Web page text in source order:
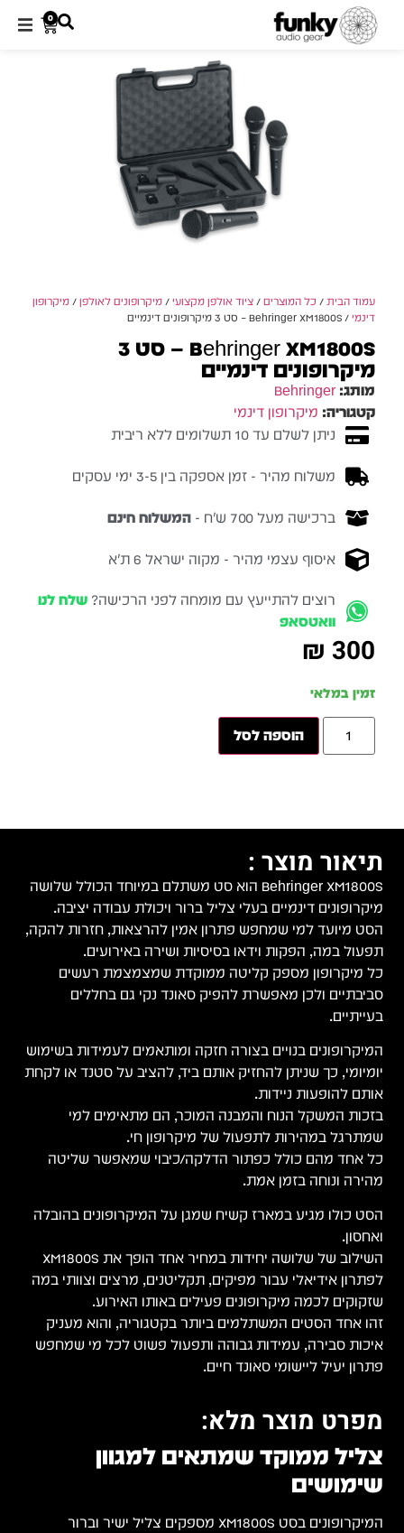
0
עמוד הבית / כל המוצרים /ציוד אולפן מקצועי /מיקרופונים לאולפן /מיקרופון
דינמי / Behringer XM1800S – סט 3 מיקרופונים דינמיים
Behringer XM1800S – סט 3
מיקרופונים דינמיים
מותג:Behringer
קטגוריה: מיקרופון דינמי
ניתן לשלם עד 10 תשלומים ללא ריבית
משלוח מהיר - זמן אספקה בין 3-5 ימי עסקים
ברכישה מעל 700 ש״ח - המשלוח חינם
איסוף עצמי מהיר - מקוה ישראל 6 ת״א
רוצים להתייעץ עם מומחה לפני הרכישה? שלח לנו
וואטסאפ
₪ 300
זמין במלאי
הוספה לסל
תיאור מוצר :
Behringer XM1800S הוא סט משתלם במיוחד הכולל שלושה
מיקרופונים דינמיים בעלי צליל ברור ויכולת עבודה יציבה.
הסט מיועד למי שמחפש פתרון אמין להרצאות, חזרות להקה,
תפעול במה, הפקות וידאו בסיסיות ושירה באירועים.
כל מיקרופון מספק קליטה ממוקדת שמצמצמת רעשים
סביבתיים ולכן מאפשרת להפיק סאונד נקי גם בחללים
בעייתיים.
המיקרופונים בנויים בצורה חזקה ומותאמים לעמידות בשימוש
יומיומי, כך שניתן להחזיק אותם ביד, להציב על סטנד או לקחת
אותם להופעות ניידות.
בזכות המשקל הנוח והמבנה המוכר, הם מתאימים למי
שמתרגל במהירות לתפעול של מיקרופון חי.
כל אחד מהם כולל כפתור הדלקה/כיבוי שמאפשר שליטה
מהירה ונוחה בזמן אמת.
הסט כולו מגיע במארז קשיח שמגן על המיקרופונים בהובלה
ואחסון.
השילוב של שלושה יחידות במחיר אחד הופך את XM1800S
לפתרון אידיאלי עבור מפיקים, תקליטנים, מרצים וצוותי במה
שזקוקים לכמה מיקרופונים פעילים באותו האירוע.
זהו אחד הסטים המשתלמים ביותר בקטגוריה, והוא מעניק
איכות סבירה, עמידות גבוהה ותפעול פשוט לכל מי שמחפש
פתרון יעיל ליישומי סאונד חיים.
מפרט מוצר מלא:
צליל ממוקד שמתאים למגוון
שימושים
המיקרופונים בסט XM1800S מספקים צליל ישיר וברור